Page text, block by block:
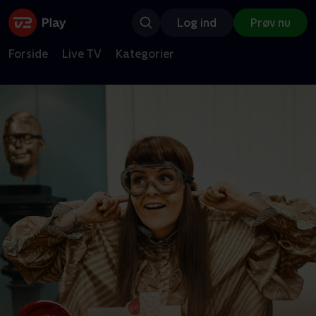
Log ind Prøv nu
Forside Live TV Kategorier